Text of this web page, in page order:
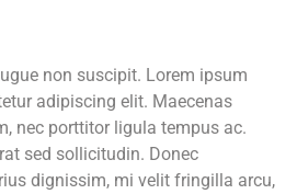
non suscipit. Lorem ipsum
adipiscing elit. Maecenas
nec porttitor ligula tempus ac.
sed sollicitudin. Donec
dignissim, mi velit fringilla arcu,